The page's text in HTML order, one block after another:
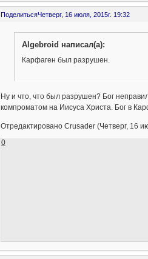
ПоделитьсяЧетверг, 16 июля, 2015г. 19:32
Algebroid написал(а):
Карфаген был разрушен.
Ну и что, что был разрушен? Бог
компроматом на Иисуса Христа. Бог в
Отредактировано Crusader (Четверг, 16
0